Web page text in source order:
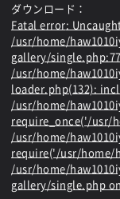
ダウンロード：
Fatal error:
/usr/home/
gallery/
/usr/home/
loader.php(132):
/usr/home/
require_once('/usr/
/usr/home/
require('/usr/home/
/usr/home/
gallery/single.php